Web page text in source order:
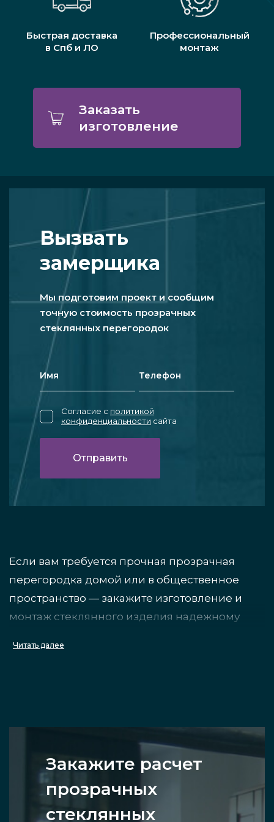
Быстрая доставка
в Спб и ЛО
Профессиональный
монтаж
Заказать
изготовление
Вызвать
замерщика
Мы подготовим проект и сообщим
точную стоимость прозрачных
стеклянных перегородок
Согласие с политикой
конфиденциальности сайта
Читать далее
Если вам требуется прочная прозрачная
перегородка домой или в общественное
пространство — закажите изготовление и
монтаж стеклянного изделия надежному
применяемое в них стеклянное полотно
является полностью прозрачным. Это
позволяет, с одной стороны, осуществить
зонирование, с другой, не создавать
Закажите расчет
прозрачных
стеклянных